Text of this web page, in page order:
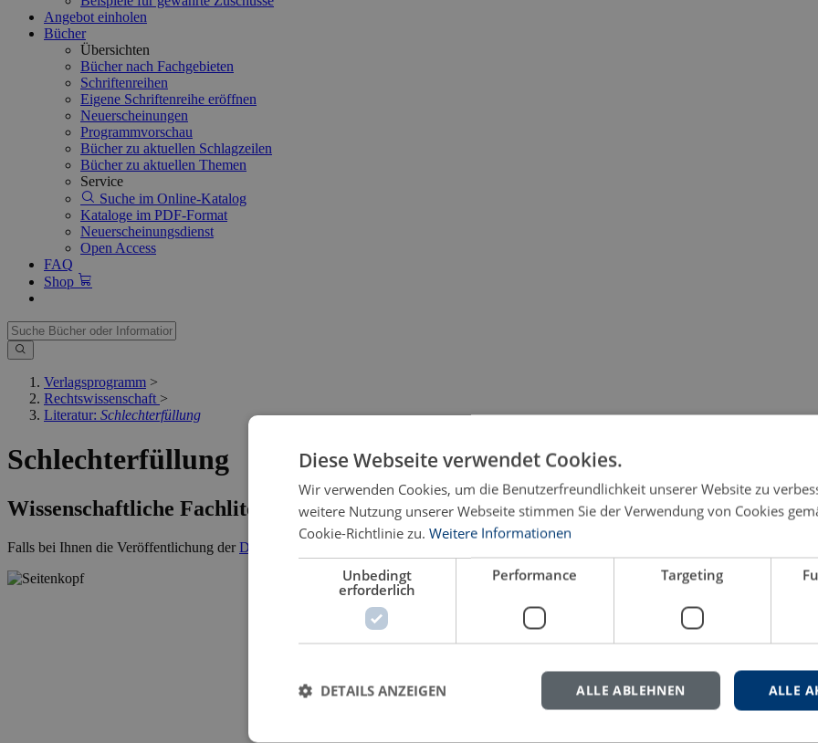
Angebot einholen
Bücher
Übersichten
Bücher nach Fachgebieten
Schriftenreihen
Eigene Schriftenreihe eröffnen
Neuerscheinungen
Programmvorschau
Bücher zu aktuellen Schlagzeilen
Bücher zu aktuellen Themen
Service
Suche im Online-Katalog
Kataloge im PDF-Format
Neuerscheinungsdienst
Open Access
FAQ
Shop
Verlagsprogramm >
Rechtswissenschaft >
Literatur: Schlechterfüllung
Schlechterfüllung
Wissenschaftliche Fachliteratur
Falls bei Ihnen die Veröffentlichung derDissertation
Diese Webseite verwendet Cookies.
Wir verwenden Cookies, um die Benutzerfreundlichkeit unserer Website zu
weitere Nutzung unserer Webseite stimmen Sie der Verwendung von Cookies
Cookie-Richtlinie zu. Weitere Informationen
Unbedingt
erforderlich
Performance Targeting
ALLE
ALLE ABLEHNEN
DETAILS ANZEIGEN